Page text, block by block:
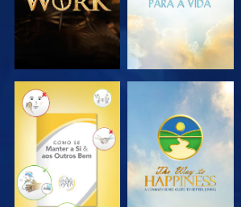
VER VER